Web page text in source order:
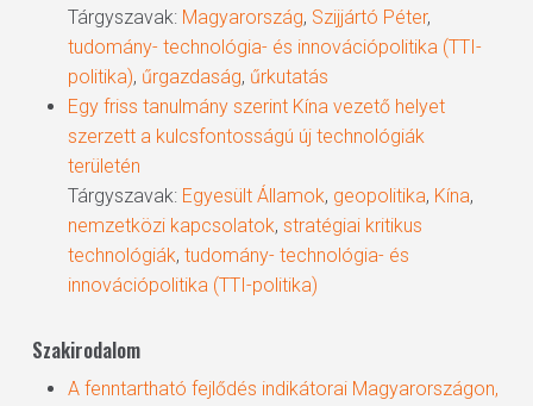
Tárgyszavak: Magyarország, Szijjártó Péter,
tudomány- technológia- és innovációpolitika (TTI-
politika), űrgazdaság, űrkutatás
Egy friss tanulmány szerint Kína vezető helyet
szerzett a kulcsfontosságú új technológiák
területén
Tárgyszavak: Egyesült Államok, geopolitika, Kína,
nemzetközi kapcsolatok, stratégiai kritikus
technológiák, tudomány- technológia- és
innovációpolitika (TTI-politika)
Szakirodalom
A fenntartható fejlődés indikátorai Magyarországon,